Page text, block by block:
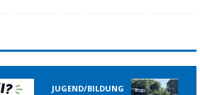
JUGEND/BILDUNG